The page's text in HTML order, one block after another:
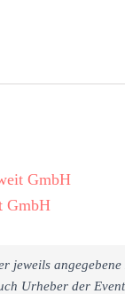
GmbH
GmbH
jeweils
Urheber der